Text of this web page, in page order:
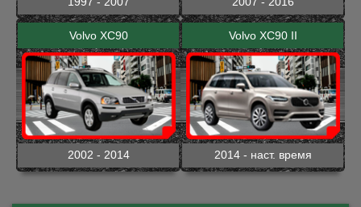
Volvo XC90
2002 - 2014
Volvo XC90 II
2014 - наст. время